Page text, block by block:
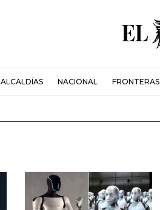
ALCALDÍAS NACIONAL FRONTERAS